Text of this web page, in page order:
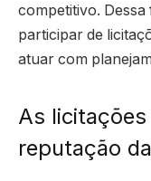
competitivo. Dessa
participar de
atuar com
As
reputação